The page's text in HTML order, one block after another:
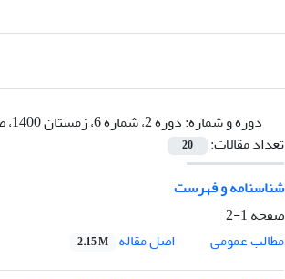
دوره و شماره:دوره 2، شماره 6، زمستان 1400، صفحه 1-172
تعداد مقالات:
20
شناسنامه و فهرست
صفحه1-2
مطالب عمومی
اصل مقاله 2.15 M